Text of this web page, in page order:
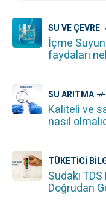
SU VE ÇEVRE
İçme
faydaları
SU ARITMA
Kaliteli ve
nasıl
TÜKETICI
Sudaki
Doğrudan